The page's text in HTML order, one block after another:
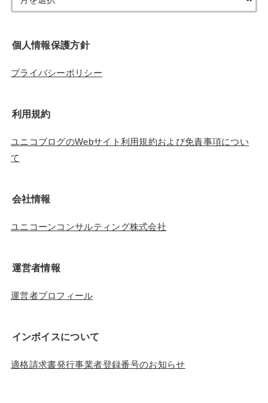
個人情報保護方針
プライバシーポリシー
利用規約
ユニコブログのWebサイト利用規約および免責事項につい
て
会社情報
ユニコーンコンサルティング株式会社
運営者情報
運営者プロフィール
インボイスについて
適格請求書発行事業者登録番号のお知らせ